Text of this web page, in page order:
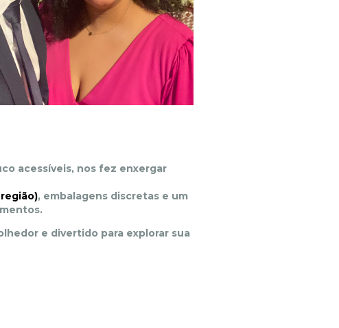
acessíveis, nos fez enxergar
, embalagens discretas e um
e divertido para explorar sua